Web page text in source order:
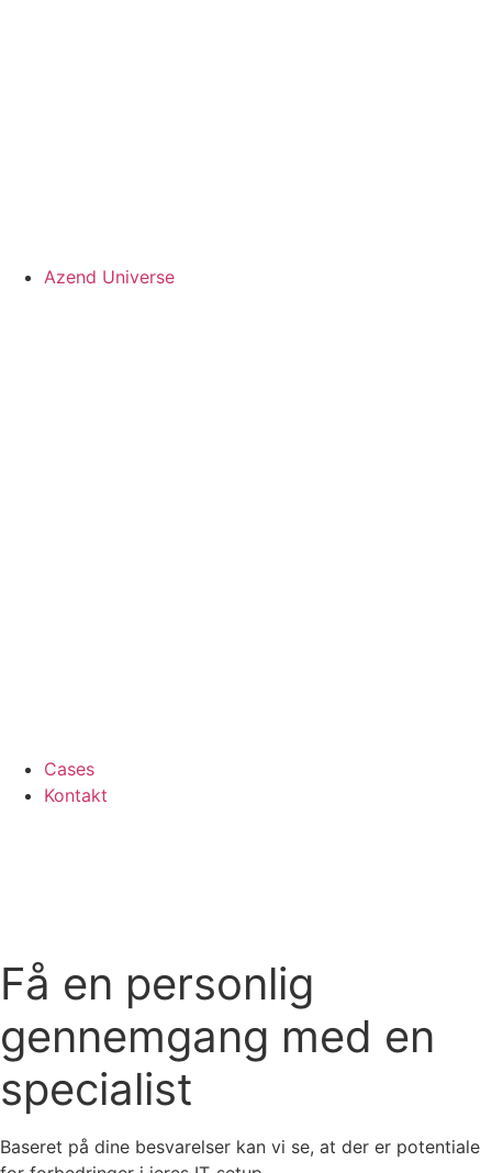
Azend Universe
Cases
Kontakt
Få en personlig
gennemgang med en
specialist
Baseret på dine besvarelser kan vi se, at der er potentiale